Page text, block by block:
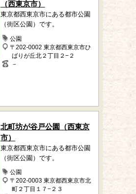
（西東京市）
東京都西東京市にある都市公園
（街区公園）です。
公園
〒202-0002 東京都西東京市ひ
ばりが丘北２丁目２−２
－
北町坊が谷戸公園（西東京
市）
東京都西東京市にある都市公園
（街区公園）です。
公園
〒202-0003 東京都西東京市北
町２丁目１７−２３